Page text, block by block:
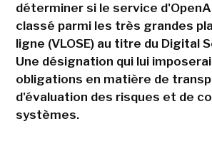
déterminer si le service
classé parmi les très grandes
ligne (VLOSE) au titre du Digital
Une désignation qui lui
obligations en matière de
d'évaluation des risques et de
systèmes.